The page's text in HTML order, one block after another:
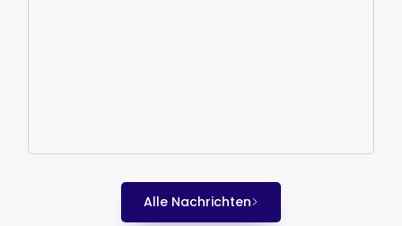
Alle Nachrichten